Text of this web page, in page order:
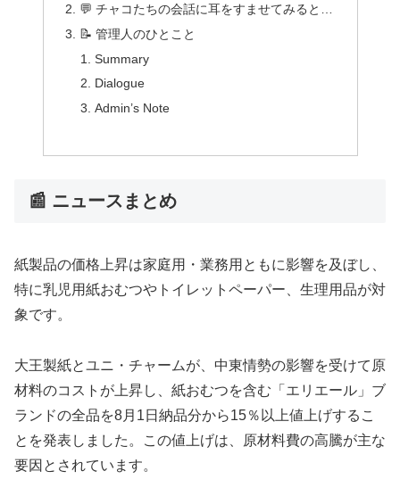
💬 チャコたちの会話に耳をすませてみると…
📝 管理人のひとこと
Summary
Dialogue
Admin’s Note
📰 ニュースまとめ
紙製品の価格上昇は家庭用・業務用ともに影響を及ぼし、
特に乳児用紙おむつやトイレットペーパー、生理用品が対
象です。
大王製紙とユニ・チャームが、中東情勢の影響を受けて原
材料のコストが上昇し、紙おむつを含む「エリエール」ブ
ランドの全品を8月1日納品分から15％以上値上げするこ
とを発表しました。この値上げは、原材料費の高騰が主な
要因とされています。